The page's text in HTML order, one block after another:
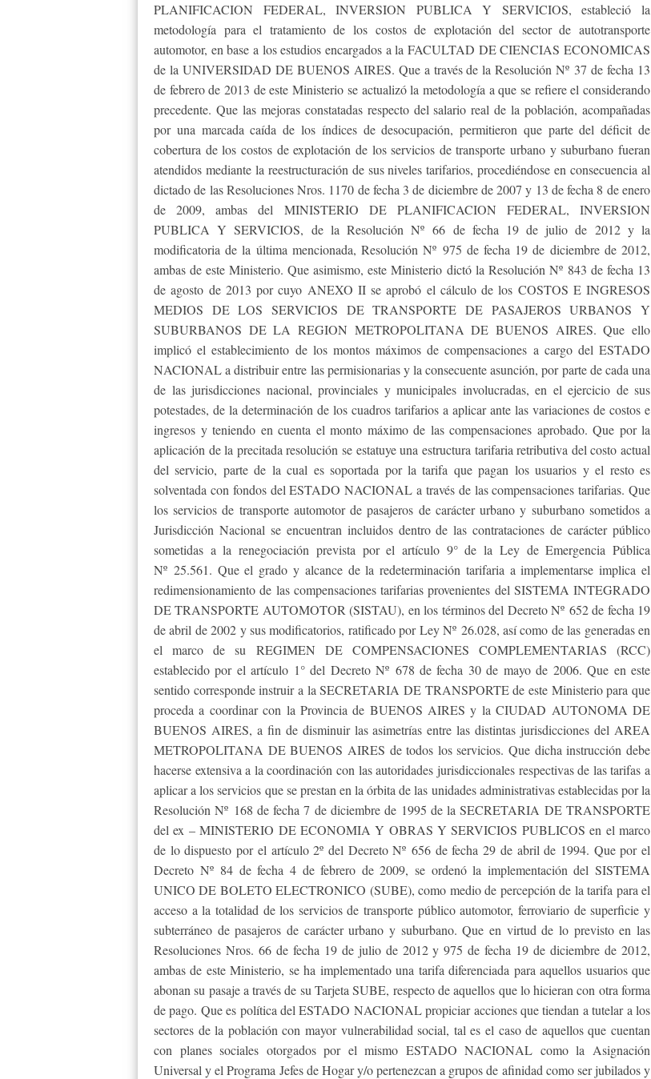
PLANIFICACION FEDERAL, INVERSION PUBLICA Y SERVICIOS, estableció la
metodología para el tratamiento de los costos de explotación del sector de autotransporte
automotor, en base a los estudios encargados a la FACULTAD DE CIENCIAS ECONOMICAS
de la UNIVERSIDAD DE BUENOS AIRES. Que a través de la Resolución Nº 37 de fecha 13
de febrero de 2013 de este Ministerio se actualizó la metodología a que se refiere el considerando
precedente. Que las mejoras constatadas respecto del salario real de la población, acompañadas
por una marcada caída de los índices de desocupación, permitieron que parte del déficit de
cobertura de los costos de explotación de los servicios de transporte urbano y suburbano fueran
atendidos mediante la reestructuración de sus niveles tarifarios, procediéndose en consecuencia al
dictado de las Resoluciones Nros. 1170 de fecha 3 de diciembre de 2007 y 13 de fecha 8 de enero
de 2009, ambas del MINISTERIO DE PLANIFICACION FEDERAL, INVERSION
PUBLICA Y SERVICIOS, de la Resolución Nº 66 de fecha 19 de julio de 2012 y la
modificatoria de la última mencionada, Resolución Nº 975 de fecha 19 de diciembre de 2012,
ambas de este Ministerio. Que asimismo, este Ministerio dictó la Resolución Nº 843 de fecha 13
de agosto de 2013 por cuyo ANEXO II se aprobó el cálculo de los COSTOS E INGRESOS
MEDIOS DE LOS SERVICIOS DE TRANSPORTE DE PASAJEROS URBANOS Y
SUBURBANOS DE LA REGION METROPOLITANA DE BUENOS AIRES. Que ello
implicó el establecimiento de los montos máximos de compensaciones a cargo del ESTADO
NACIONAL a distribuir entre las permisionarias y la consecuente asunción, por parte de cada una
de las jurisdicciones nacional, provinciales y municipales involucradas, en el ejercicio de sus
potestades, de la determinación de los cuadros tarifarios a aplicar ante las variaciones de costos e
ingresos y teniendo en cuenta el monto máximo de las compensaciones aprobado. Que por la
aplicación de la precitada resolución se estatuye una estructura tarifaria retributiva del costo actual
del servicio, parte de la cual es soportada por la tarifa que pagan los usuarios y el resto es
solventada con fondos del ESTADO NACIONAL a través de las compensaciones tarifarias. Que
los servicios de transporte automotor de pasajeros de carácter urbano y suburbano sometidos a
Jurisdicción Nacional se encuentran incluidos dentro de las contrataciones de carácter público
sometidas a la renegociación prevista por el artículo 9° de la Ley de Emergencia Pública
Nº 25.561. Que el grado y alcance de la redeterminación tarifaria a implementarse implica el
redimensionamiento de las compensaciones tarifarias provenientes del SISTEMA INTEGRADO
DE TRANSPORTE AUTOMOTOR (SISTAU), en los términos del Decreto Nº 652 de fecha 19
de abril de 2002 y sus modificatorios, ratificado por Ley Nº 26.028, así como de las generadas en
el marco de su REGIMEN DE COMPENSACIONES COMPLEMENTARIAS (RCC)
establecido por el artículo 1° del Decreto Nº 678 de fecha 30 de mayo de 2006. Que en este
sentido corresponde instruir a la SECRETARIA DE TRANSPORTE de este Ministerio para que
proceda a coordinar con la Provincia de BUENOS AIRES y la CIUDAD AUTONOMA DE
BUENOS AIRES, a fin de disminuir las asimetrías entre las distintas jurisdicciones del AREA
METROPOLITANA DE BUENOS AIRES de todos los servicios. Que dicha instrucción debe
hacerse extensiva a la coordinación con las autoridades jurisdiccionales respectivas de las tarifas a
aplicar a los servicios que se prestan en la órbita de las unidades administrativas establecidas por la
Resolución Nº 168 de fecha 7 de diciembre de 1995 de la SECRETARIA DE TRANSPORTE
del ex – MINISTERIO DE ECONOMIA Y OBRAS Y SERVICIOS PUBLICOS en el marco
de lo dispuesto por el artículo 2º del Decreto Nº 656 de fecha 29 de abril de 1994. Que por el
Decreto Nº 84 de fecha 4 de febrero de 2009, se ordenó la implementación del SISTEMA
UNICO DE BOLETO ELECTRONICO (SUBE), como medio de percepción de la tarifa para el
acceso a la totalidad de los servicios de transporte público automotor, ferroviario de superficie y
subterráneo de pasajeros de carácter urbano y suburbano. Que en virtud de lo previsto en las
Resoluciones Nros. 66 de fecha 19 de julio de 2012 y 975 de fecha 19 de diciembre de 2012,
ambas de este Ministerio, se ha implementado una tarifa diferenciada para aquellos usuarios que
abonan su pasaje a través de su Tarjeta SUBE, respecto de aquellos que lo hicieran con otra forma
de pago. Que es política del ESTADO NACIONAL propiciar acciones que tiendan a tutelar a los
sectores de la población con mayor vulnerabilidad social, tal es el caso de aquellos que cuentan
con planes sociales otorgados por el mismo ESTADO NACIONAL como la Asignación
Universal y el Programa Jefes de Hogar y/o pertenezcan a grupos de afinidad como ser jubilados y